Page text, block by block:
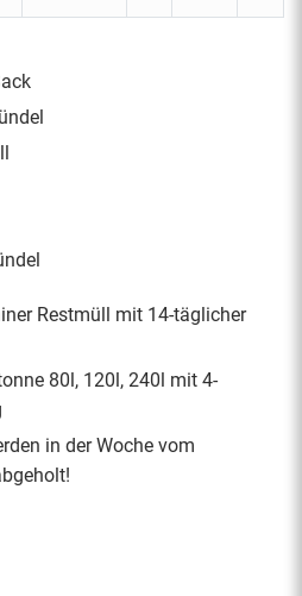
Restmüll mit 14-täglicher
80l, 120l, 240l mit 4-
in der Woche vom